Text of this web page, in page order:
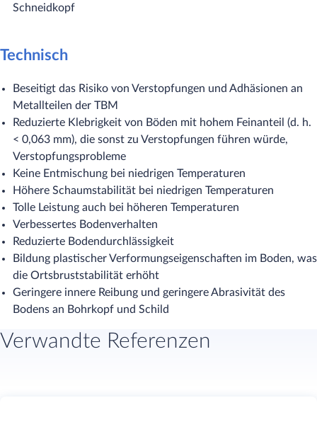
Schneidkopf
Technisch
Beseitigt das Risiko von Verstopfungen und Adhäsionen an
Metallteilen der TBM
Reduzierte Klebrigkeit von Böden mit hohem Feinanteil (d. h.
< 0,063 mm), die sonst zu Verstopfungen führen würde,
Verstopfungsprobleme
Keine Entmischung bei niedrigen Temperaturen
Höhere Schaumstabilität bei niedrigen Temperaturen
Tolle Leistung auch bei höheren Temperaturen
Verbessertes Bodenverhalten
Reduzierte Bodendurchlässigkeit
Bildung plastischer Verformungseigenschaften im Boden, was
die Ortsbruststabilität erhöht
Geringere innere Reibung und geringere Abrasivität des
Bodens an Bohrkopf und Schild
Verwandte Referenzen